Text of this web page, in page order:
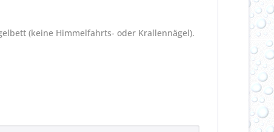
(keine Himmelfahrts- oder Krallennägel).